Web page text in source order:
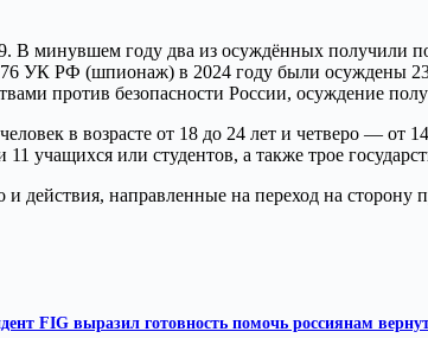
В минувшем году два из осуждённых получили
УК РФ (шпионаж) в 2024 году были осуждены 23
против безопасности России, осуждение
в возрасте от 18 до 24 лет и четверо — от
учащихся или студентов, а также трое
действия, направленные на переход на сторону
FIG выразил готовность помочь россиянам